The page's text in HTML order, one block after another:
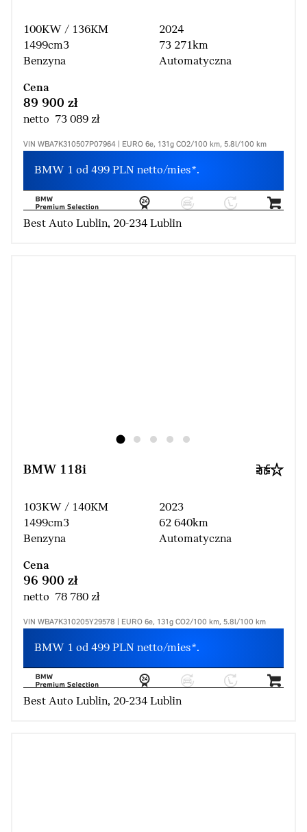
100KW / 136KM
1499cm3
Benzyna
2024
73 271km
Automatyczna
Cena
89 900 zł
netto 73 089 zł
VIN WBA7K310507P07964 | EURO 6e, 131g CO2/100 km, 5.8l/100 km
BMW 1 od 499 PLN netto/mies*.
Best Auto Lublin, 20-234 Lublin
BMW 118i
103KW / 140KM
1499cm3
Benzyna
2023
62 640km
Automatyczna
Cena
96 900 zł
netto 78 780 zł
VIN WBA7K310205Y29578 | EURO 6e, 131g CO2/100 km, 5.8l/100 km
BMW 1 od 499 PLN netto/mies*.
Best Auto Lublin, 20-234 Lublin